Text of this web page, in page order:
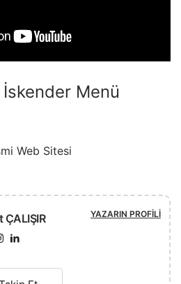
Menü
Web Sitesi
ÇALIŞIR YAZARIN PROFILI